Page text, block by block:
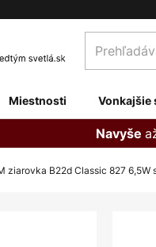
obchod
Miestnosti Vonkajšie
Navyše
ziarovka B22d Classic 827 6,5W